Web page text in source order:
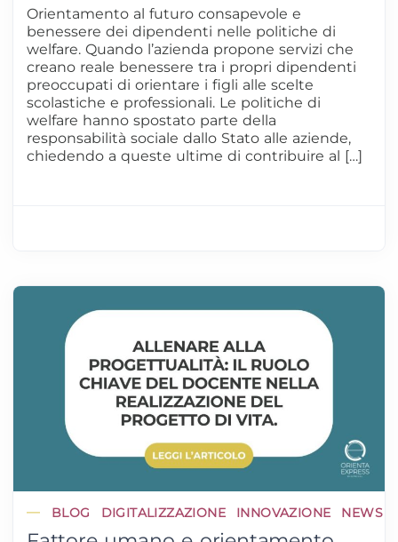
Orientamento al futuro consapevole e
benessere dei dipendenti nelle politiche di
welfare. Quando l’azienda propone servizi che
creano reale benessere tra i propri dipendenti
preoccupati di orientare i figli alle scelte
scolastiche e professionali. Le politiche di
welfare hanno spostato parte della
responsabilità sociale dallo Stato alle aziende,
chiedendo a queste ultime di contribuire al […]
BLOG DIGITALIZZAZIONE INNOVAZIONE NEWS